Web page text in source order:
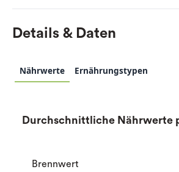
Details & Daten
Nährwerte Ernährungstypen
Durchschnittliche Nährwerte
Brennwert